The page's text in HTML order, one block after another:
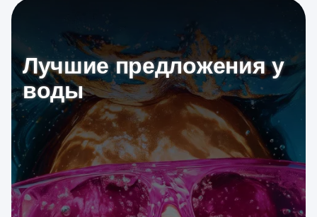
Лучшие предложения у
воды